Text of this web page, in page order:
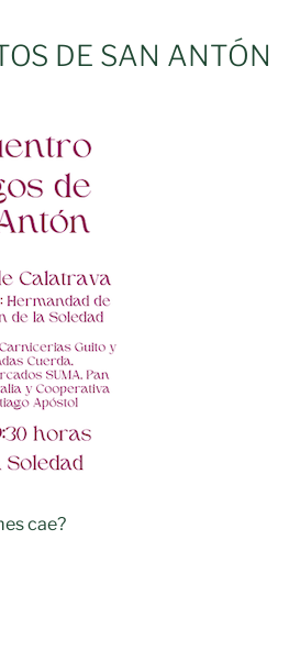
DE SAN ANTÓN
cae?